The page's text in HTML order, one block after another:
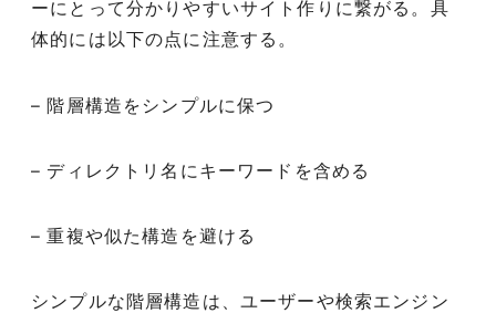
ーにとって分かりやすいサイト作りに繋がる。具
体的には以下の点に注意する。
– 階層構造をシンプルに保つ
– ディレクトリ名にキーワードを含める
– 重複や似た構造を避ける
シンプルな階層構造は、ユーザーや検索エンジン